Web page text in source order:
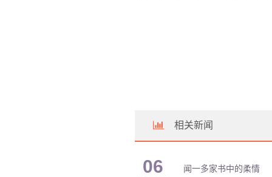
相关新闻
06 闻一多家书中的柔情